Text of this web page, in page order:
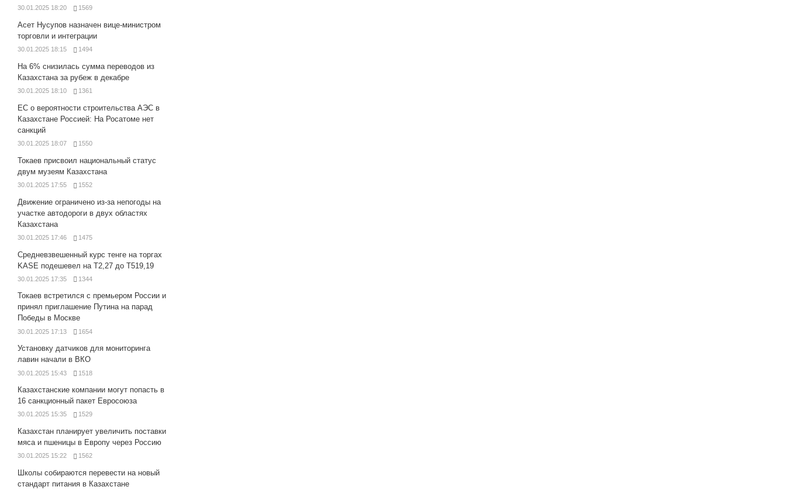
30.01.2025 18:20 1569
Асет Нусупов назначен вице-министром
торговли и интеграции
30.01.2025 18:15 1494
На 6% снизилась сумма переводов из
Казахстана за рубеж в декабре
30.01.2025 18:10 1361
ЕС о вероятности строительства АЭС в
Казахстане Россией: На Росатоме нет
санкций
30.01.2025 18:07 1550
Токаев присвоил национальный статус
двум музеям Казахстана
30.01.2025 17:55 1552
Движение ограничено из-за непогоды на
участке автодороги в двух областях
Казахстана
30.01.2025 17:46 1475
Средневзвешенный курс тенге на торгах
KASE подешевел на Т2,27 до Т519,19
30.01.2025 17:35 1344
Токаев встретился с премьером России и
принял приглашение Путина на парад
Победы в Москве
30.01.2025 17:13 1654
Установку датчиков для мониторинга
лавин начали в ВКО
30.01.2025 15:43 1518
Казахстанские компании могут попасть в
16 санкционный пакет Евросоюза
30.01.2025 15:35 1529
Казахстан планирует увеличить поставки
мяса и пшеницы в Европу через Россию
30.01.2025 15:22 1562
Школы собираются перевести на новый
стандарт питания в Казахстане